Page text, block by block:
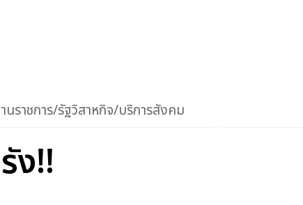
นราชการ/รัฐวิสาหกิจ/บริการสังคม
ง!!